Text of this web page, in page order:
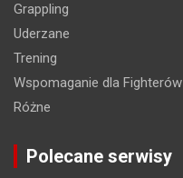
Grappling
Uderzane
Trening
Wspomaganie dla Fighterów
Różne
Polecane serwisy